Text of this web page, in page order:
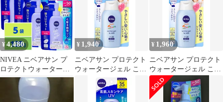
¥4,480
NIVEA ニベアサン プ
ロテクトウォータージ
ェル SPF50/PA+++ つめ
かえ用 125g x5袋
¥ 1,940
ニベアサン プロテクト
ウォータージェル こど
も用 SPF28 PA++ 120g
[120グラム (x 1)]
¥ 1,960
ニベアサン プロテクト
ウォータージェル こど
も用 SPF28 PA++ 120g
[120グラム (x 1)]